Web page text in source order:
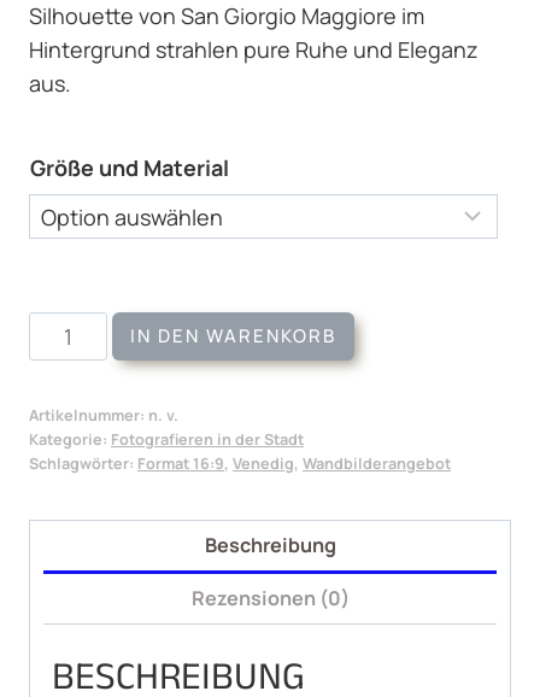
Silhouette von San Giorgio Maggiore im
Hintergrund strahlen pure Ruhe und Eleganz
aus.
Größe und Material
Wandbild
In
Lagune
Menge
IN DEN WARENKORB
Artikelnummer: n. v.
Kategorie: Fotografieren in der Stadt
Schlagwörter: Format 16:9, Venedig, Wandbilderangebot
Beschreibung
Rezensionen (0)
BESCHREIBUNG